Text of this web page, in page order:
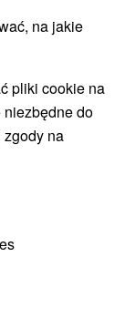
Žiarska kotlina
na jakie
pliki cookie na
do
zgody na